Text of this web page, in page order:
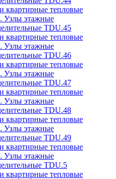
квартирные тепловые
Узлы этажные
TDU.45
квартирные тепловые
Узлы этажные
TDU.46
квартирные тепловые
Узлы этажные
TDU.47
квартирные тепловые
Узлы этажные
TDU.48
квартирные тепловые
Узлы этажные
TDU.49
квартирные тепловые
Узлы этажные
TDU.5
квартирные тепловые